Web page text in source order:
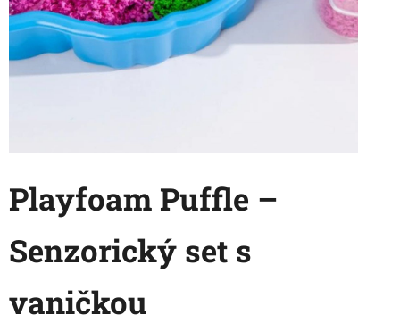
Playfoam Puffle –
Senzorický set s
vaničkou